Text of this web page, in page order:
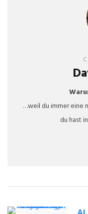
…weil du immer eine
du hast